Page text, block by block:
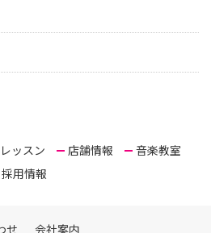
レッスン 店舗情報
音楽教室
採用情報
せ 会社案内